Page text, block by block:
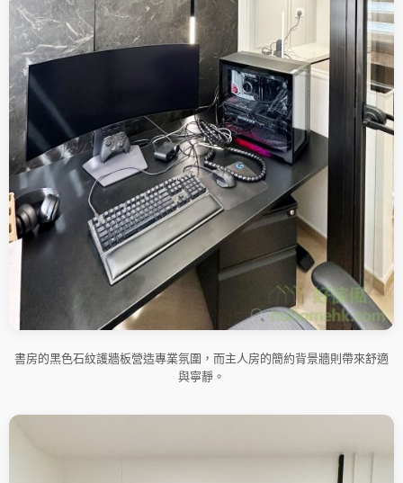
書房的黑色石紋護牆板營造專業氛圍，而主人房的簡約背景牆則帶來舒適
與寧靜。